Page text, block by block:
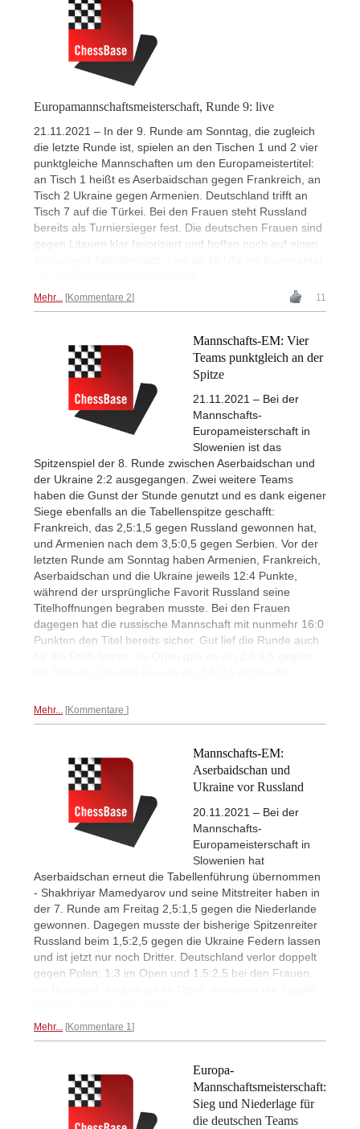
Europamannschaftsmeisterschaft, Runde 9: live
21.11.2021 – In der 9. Runde am Sonntag, die zugleich
die letzte Runde ist, spielen an den Tischen 1 und 2 vier
punktgleiche Mannschaften um den Europameistertitel:
an Tisch 1 heißt es Aserbaidschan gegen Frankreich, an
Tisch 2 Ukraine gegen Armenien. Deutschland trifft an
Tisch 7 auf die Türkei. Bei den Frauen steht Russland
bereits als Turniersieger fest. Die deutschen Frauen sind
gegen Litauen klar favorisiert und hoffen noch auf einen
Mehr... Kommentare 2 11
Mannschafts-EM: Vier
Teams punktgleich an der
Spitze
21.11.2021 – Bei der
Mannschafts-
Europameisterschaft in
Slowenien ist das
Spitzenspiel der 8. Runde zwischen Aserbaidschan und
der Ukraine 2:2 ausgegangen. Zwei weitere Teams
haben die Gunst der Stunde genutzt und es dank eigener
Siege ebenfalls an die Tabellenspitze geschafft:
Frankreich, das 2,5:1,5 gegen Russland gewonnen hat,
und Armenien nach dem 3,5:0,5 gegen Serbien. Vor der
letzten Runde am Sonntag haben Armenien, Frankreich,
Aserbaidschan und die Ukraine jeweils 12:4 Punkte,
während der ursprüngliche Favorit Russland seine
Titelhoffnungen begraben musste. Bei den Frauen
dagegen hat die russische Mannschaft mit nunmehr 16:0
Punkten den Titel bereits sicher. Gut lief die Runde auch
Mehr... Kommentare
Mannschafts-EM:
Aserbaidschan und
Ukraine vor Russland
20.11.2021 – Bei der
Mannschafts-
Europameisterschaft in
Slowenien hat
Aserbaidschan erneut die Tabellenführung übernommen
- Shakhriyar Mamedyarov und seine Mitstreiter haben in
der 7. Runde am Freitag 2,5:1,5 gegen die Niederlande
gewonnen. Dagegen musste der bisherige Spitzenreiter
Russland beim 1,5:2,5 gegen die Ukraine Federn lassen
und ist jetzt nur noch Dritter. Deutschland verlor doppelt
gegen Polen: 1:3 im Open und 1,5:2,5 bei den Frauen,
Mehr... Kommentare 1
Europa-
Mannschaftsmeisterschaft:
Sieg und Niederlage für
die deutschen Teams